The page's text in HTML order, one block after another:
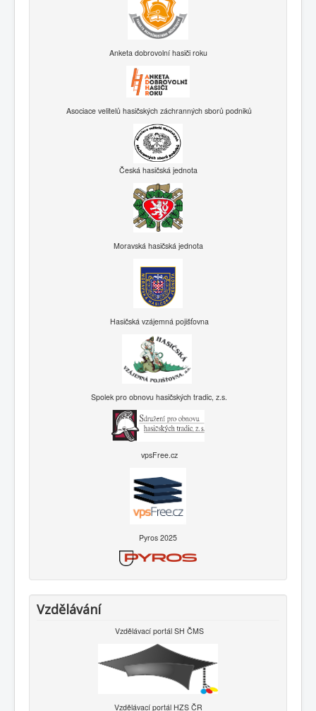
Anketa dobrovolní hasiči roku
Asociace velitelů hasičských záchranných sborů podniků
Česká hasičská jednota
Moravská hasičská jednota
Hasičská vzájemná pojišťovna
Spolek pro obnovu hasičských tradic, z.s.
vpsFree.cz
Pyros 2025
Vzdělávání
Vzdělávací portál SH ČMS
Vzdělávací portál HZS ČR